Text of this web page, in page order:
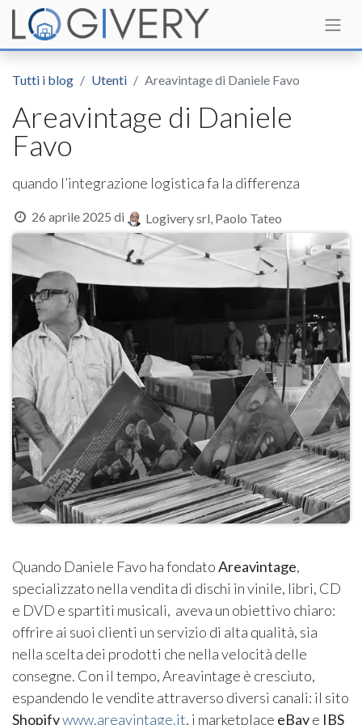
Tutti i blog Utenti Areavintage di Daniele Favo
Areavintage di Daniele
Favo
quando l’integrazione logistica fa la differenza
26 aprile 2025 di Logivery srl, Paolo Tateo
Quando Daniele Favo ha fondatoAreavintage,
specializzato nella vendita di dischi in vinile, libri, CD
e DVD e spartiti musicali, aveva un obiettivo chiaro:
offrire ai suoi clienti un servizio di alta qualità, sia
nella scelta dei prodotti che nella velocità delle
consegne. Con il tempo, Areavintage è cresciuto,
espandendo le vendite attraverso diversi canali: il sito
Shopifywww.areavintage.it, i marketplace eBaye IBS